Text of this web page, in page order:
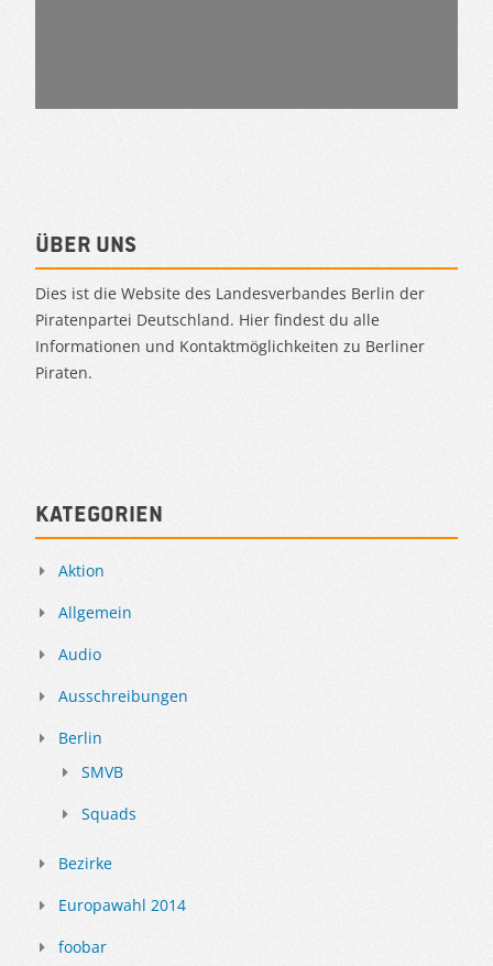
Über uns
Dies ist die Website des Landesverbandes Berlin der
Piratenpartei Deutschland. Hier findest du alle
Informationen und Kontaktmöglichkeiten zu Berliner
Piraten.
Kategorien
Aktion
Allgemein
Audio
Ausschreibungen
Berlin
SMVB
Squads
Bezirke
Europawahl 2014
foobar